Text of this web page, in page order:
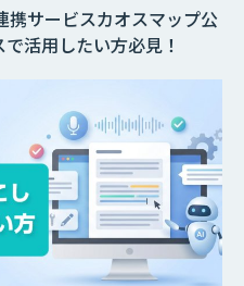
携サービスカオスマップ公
活用したい方必見！